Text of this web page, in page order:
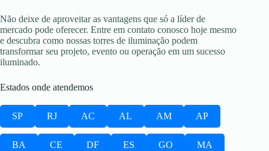
Não deixe de aproveitar as vantagens que só a líder de
mercado pode oferecer. Entre em contato conosco hoje mesmo
e descubra como nossas torres de iluminação podem
transformar seu projeto, evento ou operação em um sucesso
iluminado.
Estados onde atendemos
SP RJ AC AL AM AP
BA CE DF ES GO MA